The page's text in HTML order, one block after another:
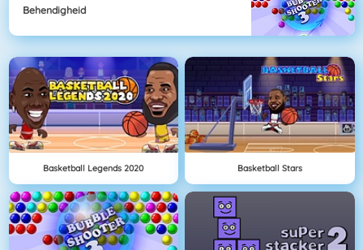
Behendigheid
Basketball Legends 2020 Basketball Stars